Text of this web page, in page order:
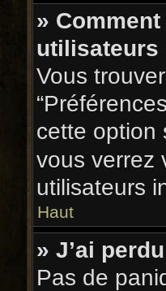
»
utilisateurs
Vous
cette option
vous verrez
utilisateurs
Haut
» J’ai
Pas de